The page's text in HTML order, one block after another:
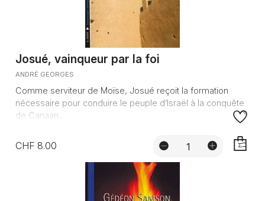
Josué, vainqueur par la foi
ANDRÉ GEORGES
Comme serviteur de Moïse, Josué reçoit la formation
nécessaire pour conduire le peuple d’Israël à la conquête
de Canaan....
CHF 8.00